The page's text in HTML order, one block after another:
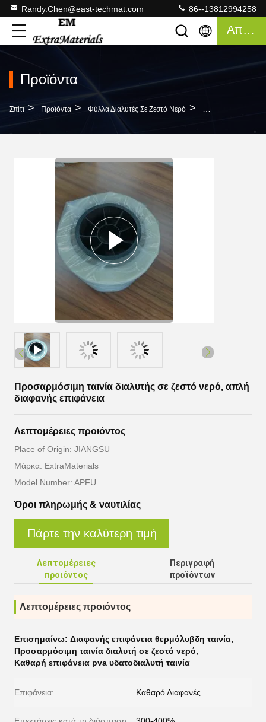
Randy.Chen@east-techmat.com 86--13812994258
Απόσπασμα
Προϊόντα
Σπίτι > Προϊόντα > Φύλλα Διαλυτές Σε Ζεστό Νερό > Προσαρμόσιμη
Προσαρμόσιμη ταινία διαλυτής σε ζεστό νερό, απλή
διαφανής επιφάνεια
Λεπτομέρειες προιόντος
Place of Origin: JIANGSU
Μάρκα: ExtraMaterials
Model Number: APFU
Όροι πληρωμής & ναυτιλίας
Πάρτε την καλύτερη τιμή
Λεπτομέρειες
προιόντος
Περιγραφή
προϊόντων
Λεπτομέρειες προιόντος
Επισημαίνω: Διαφανής επιφάνεια θερμόλυβδη ταινία,
Προσαρμόσιμη ταινία διαλυτή σε ζεστό νερό,
Καθαρή επιφάνεια pva υδατοδιαλυτή ταινία
Επιφάνεια: Καθαρό Διαφανές